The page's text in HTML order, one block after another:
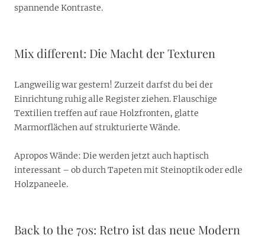
spannende Kontraste.
Mix different: Die Macht der Texturen
Langweilig war gestern! Zurzeit darfst du bei der
Einrichtung ruhig alle Register ziehen. Flauschige
Textilien treffen auf raue Holzfronten, glatte
Marmorflächen auf strukturierte Wände.
Apropos Wände: Die werden jetzt auch haptisch
interessant – ob durch Tapeten mit Steinoptik oder edle
Holzpaneele.
Back to the 70s: Retro ist das neue Modern